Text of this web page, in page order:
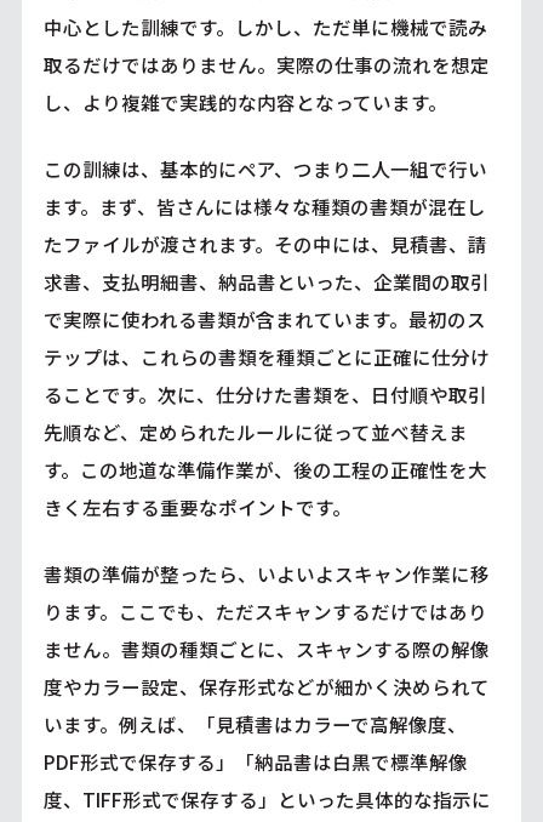
中心とした訓練です。しかし、ただ単に機械で読み
取るだけではありません。実際の仕事の流れを想定
し、より複雑で実践的な内容となっています。
この訓練は、基本的にペア、つまり二人一組で行い
ます。まず、皆さんには様々な種類の書類が混在し
たファイルが渡されます。その中には、見積書、請
求書、支払明細書、納品書といった、企業間の取引
で実際に使われる書類が含まれています。最初のス
テップは、これらの書類を種類ごとに正確に仕分け
ることです。次に、仕分けた書類を、日付順や取引
先順など、定められたルールに従って並べ替えま
す。この地道な準備作業が、後の工程の正確性を大
きく左右する重要なポイントです。
書類の準備が整ったら、いよいよスキャン作業に移
ります。ここでも、ただスキャンするだけではあり
ません。書類の種類ごとに、スキャンする際の解像
度やカラー設定、保存形式などが細かく決められて
います。例えば、「見積書はカラーで高解像度、
PDF形式で保存する」「納品書は白黒で標準解像
度、TIFF形式で保存する」といった具体的な指示に